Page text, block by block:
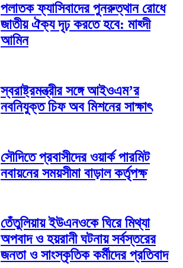
পলাতক ফ্যাসিবাদের পুনরুত্থান রোধে
জাতীয় ঐক্য দৃঢ় করতে হবে: মাহ্দী
আমিন
স্বরাষ্ট্রমন্ত্রীর সঙ্গে আইওএম’র
নবনিযুক্ত চিফ অব মিশনের সাক্ষাৎ
সৌদিতে প্রবাসীদের ওয়ার্ক পারমিট
নবায়নের সময়সীমা বাড়াল কর্তৃপক্ষ
তেঁতুলিয়ায় ইউএনওকে ঘিরে মিথ্যা
অপবাদ ও হয়রানী ঘটনায় সর্বস্তরের
জনতা ও সাংস্কৃতিক কর্মীদের প্রতিবাদ